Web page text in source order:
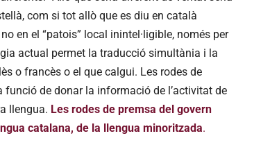
com si tot allò que es diu en català
en el “patois” local inintel·ligible, només per
actual permet la traducció simultània i la
o francès o el que calgui. Les rodes de
funció de donar la informació de l’activitat de
llengua. Les rodes de premsa del govern
catalana, de la llengua minoritzada.